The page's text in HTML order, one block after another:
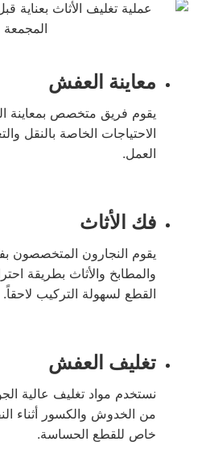
معاينة العفش
يقوم فريق متخصص بمعاينة
الاحتياجات الخاصة بالنقل
العمل.
فك الأثاث
يقوم النجارون المتخصصون
والمطابخ والأثاث بطريقة
القطع لسهولة التركيب لاحقاً.
تغليف العفش
نستخدم مواد تغليف عالية
من الخدوش والكسور أثناء
خاص للقطع الحساسة.